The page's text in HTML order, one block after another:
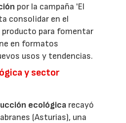
por la campaña 'El
consolidar en el
producto para fomentar
en formatos
usos y tendencias.
y sector
ecológica recayó
(Asturias), una